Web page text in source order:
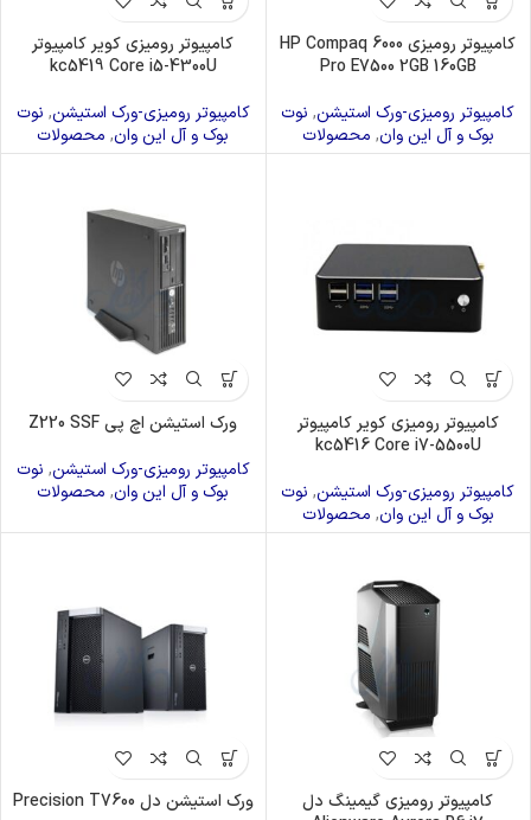
کامپیوتر رومیزی HP Compaq 6000
Pro E7500 2GB 160GB
کامپیوتر رومیزی-ورک استیشن, نوت
بوک و آل این وان, محصولات
کامپیوتر رومیزی کویر کامپیوتر
kc5419 Core i5-4300U
کامپیوتر رومیزی-ورک استیشن, نوت
بوک و آل این وان, محصولات
کامپیوتر رومیزی کویر کامپیوتر
kc5416 Core i7-5500U
کامپیوتر رومیزی-ورک استیشن, نوت
بوک و آل این وان, محصولات
ورک استیشن اچ پی Z220 SSF
کامپیوتر رومیزی-ورک استیشن, نوت
بوک و آل این وان, محصولات
کامپیوتر رومیزی گیمینگ دل
ورک استیشن دل Precision T7600